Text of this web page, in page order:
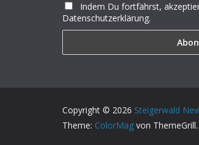
Indem Du fortfährst,
Datenschutzerklärung.
Copyright © 2026 Steigerwald
Theme: ColorMag von